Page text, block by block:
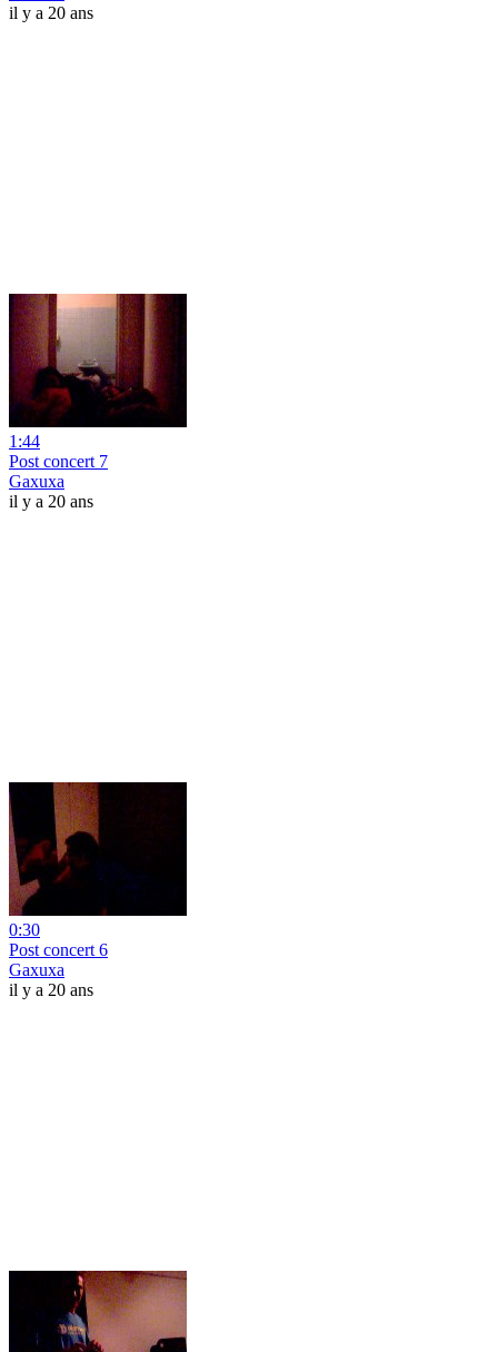
il y a 20 ans
1:44
Post concert 7
Gaxuxa
il y a 20 ans
0:30
Post concert 6
Gaxuxa
il y a 20 ans